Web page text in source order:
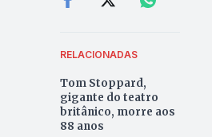
RELACIONADAS
Tom Stoppard,
gigante do teatro
britânico, morre aos
88 anos